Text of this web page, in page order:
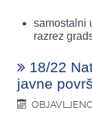
samostalni
razrez
18/22
javne